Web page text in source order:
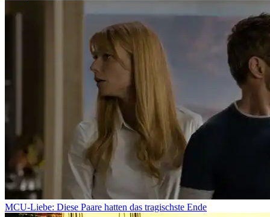
MCU-Liebe: Diese Paare hatten das tragischste Ende